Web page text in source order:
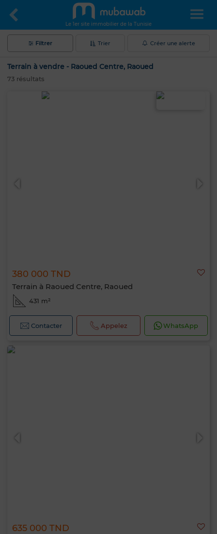
Le 1er site immobilier de la Tunisie
Filtrer Trier Créer une alerte
Terrain à vendre - Raoued Centre, Raoued
73 résultats
380 000 TND
Terrain à Raoued Centre, Raoued
431 m²
Contacter Appelez WhatsApp
635 000 TND